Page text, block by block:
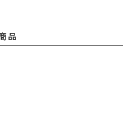
品